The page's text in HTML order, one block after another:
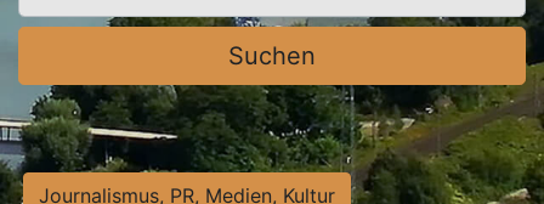
Suchen
Journalismus, PR, Medien, Kultur